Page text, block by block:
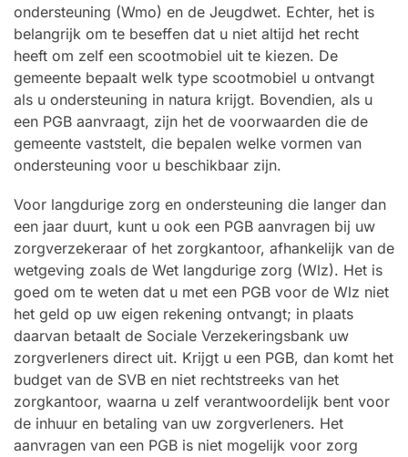
ondersteuning (Wmo) en de Jeugdwet. Echter, het is
belangrijk om te beseffen dat u niet altijd het recht
heeft om zelf een scootmobiel uit te kiezen. De
gemeente bepaalt welk type scootmobiel u ontvangt
als u ondersteuning in natura krijgt. Bovendien, als u
een PGB aanvraagt, zijn het de voorwaarden die de
gemeente vaststelt, die bepalen welke vormen van
ondersteuning voor u beschikbaar zijn.
Voor langdurige zorg en ondersteuning die langer dan
een jaar duurt, kunt u ook een PGB aanvragen bij uw
zorgverzekeraar of het zorgkantoor, afhankelijk van de
wetgeving zoals de Wet langdurige zorg (Wlz). Het is
goed om te weten dat u met een PGB voor de Wlz niet
het geld op uw eigen rekening ontvangt; in plaats
daarvan betaalt de Sociale Verzekeringsbank uw
zorgverleners direct uit. Krijgt u een PGB, dan komt het
budget van de SVB en niet rechtstreeks van het
zorgkantoor, waarna u zelf verantwoordelijk bent voor
de inhuur en betaling van uw zorgverleners. Het
aanvragen van een PGB is niet mogelijk voor zorg